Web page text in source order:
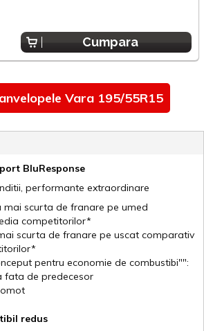
Cumpara
Vara 195/55R15
BluResponse
performante extraordinare
mai scurta de franare pe umed
competitorilor*
scurta de franare pe uscat comparativ
pentru economie de combustibi"":
fata de predecesor
redus